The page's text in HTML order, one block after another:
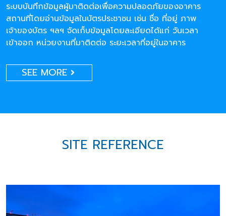
ระบบบันทึกข้อมูลผู้มาติดต่อเพื่อความปลอดภัยของอาคาร
สถานที่โดยอ่านข้อมูลในบัตรประชาชน เช่น ชื่อ ที่อยู่ ภาพ
เจ้าของบัตร ฯลฯ จัดเก็บข้อมูลโดยละเอียดได้แก่ วันเวลา
เข้าออก หน่วยงานที่มาติดต่อ ระยะเวลาที่อยู่ในอาคาร
SEE MORE
SITE REFERENCE